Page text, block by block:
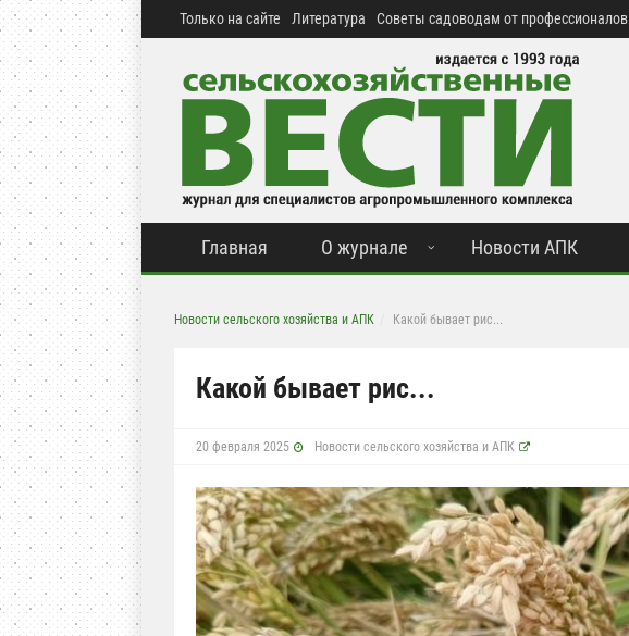
Только на сайте Литература Советы садоводам от профессионалов
Главная О журнале Новости АПК
Новости сельского хозяйства и АПК Какой бывает рис...
Какой бывает рис...
20 февраля 2025 Новости сельского хозяйства и АПК